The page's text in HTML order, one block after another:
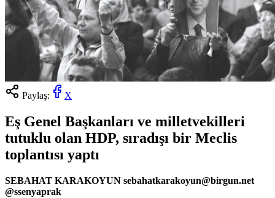
Paylaş: X
Eş Genel Başkanları ve milletvekilleri
tutuklu olan HDP, sıradışı bir Meclis
toplantısı yaptı
SEBAHAT KARAKOYUN sebahatkarakoyun@birgun.net
@ssenyaprak